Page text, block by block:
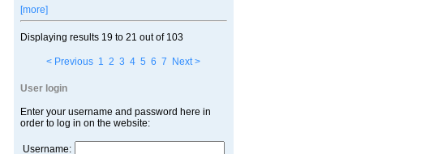
[more]
Displaying results 19 to 21 out of 103
< Previous 1 2 3 4 5 6 7 Next >
User login
Enter your username and password here in
order to log in on the website:
Username: